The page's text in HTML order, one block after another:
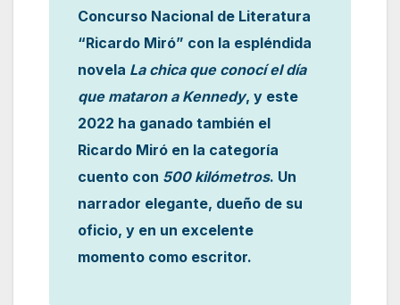
Concurso Nacional de Literatura
“Ricardo Miró” con la espléndida
novela La chica que conocí el día
que mataron a Kennedy, y este
2022 ha ganado también el
Ricardo Miró en la categoría
cuento con 500 kilómetros. Un
narrador elegante, dueño de su
oficio, y en un excelente
momento como escritor.